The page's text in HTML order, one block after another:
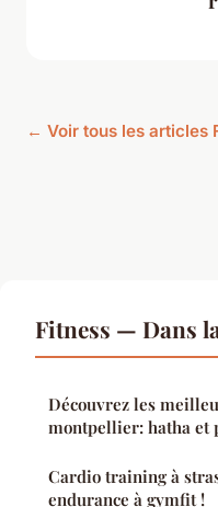
← Voir tous les articles
Fitness — Dans
Découvrez les
montpellier: hatha et
Cardio training à
endurance à gymfit !